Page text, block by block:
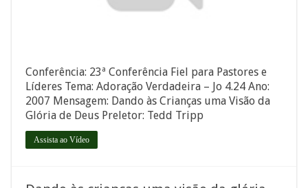
Conferência: 23ª Conferência Fiel para Pastores e
Líderes Tema: Adoração Verdadeira – Jo 4.24 Ano:
2007 Mensagem: Dando às Crianças uma Visão da
Glória de Deus Preletor: Tedd Tripp
Assista ao Vídeo